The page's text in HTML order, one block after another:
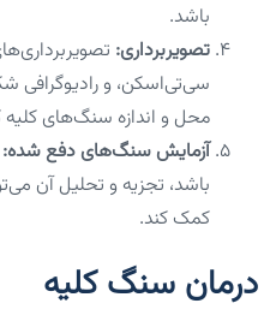
باشد.
تصویربرداری:
سی‌تی‌اسکن، و رادیوگرافی
محل و اندازه سنگ‌های
آزمایش سنگ‌های دفع شده:
باشد، تجزیه و تحلیل آن
کمک کند.
درمان سنگ کلیه